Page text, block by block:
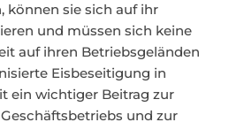
können sie sich auf ihr
und müssen sich keine
auf ihren Betriebsgeländen
Eisbeseitigung in
ein wichtiger Beitrag zur
und zur